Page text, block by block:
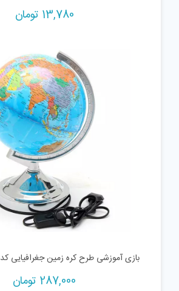
13,780 تومان
بازی آموزشی طرح کره زمین جغرافیایی کد 2019
287,000 تومان